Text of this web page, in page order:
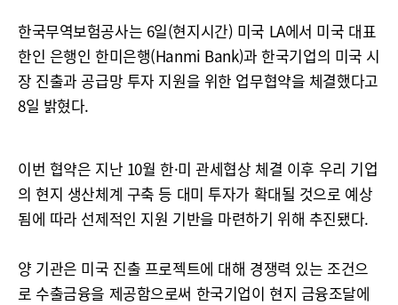
한국무역보험공사는 6일(현지시간) 미국 LA에서 미국 대표
한인 은행인 한미은행(Hanmi Bank)과 한국기업의 미국 시
장 진출과 공급망 투자 지원을 위한 업무협약을 체결했다고
8일 밝혔다.
이번 협약은 지난 10월 한·미 관세협상 체결 이후 우리 기업
의 현지 생산체계 구축 등 대미 투자가 확대될 것으로 예상
됨에 따라 선제적인 지원 기반을 마련하기 위해 추진됐다.
양 기관은 미국 진출 프로젝트에 대해 경쟁력 있는 조건으
로 수출금융을 제공함으로써 한국기업이 현지 금융조달에